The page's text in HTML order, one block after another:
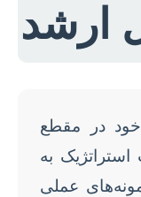
ارشد
خود در مقطع
به
عملی